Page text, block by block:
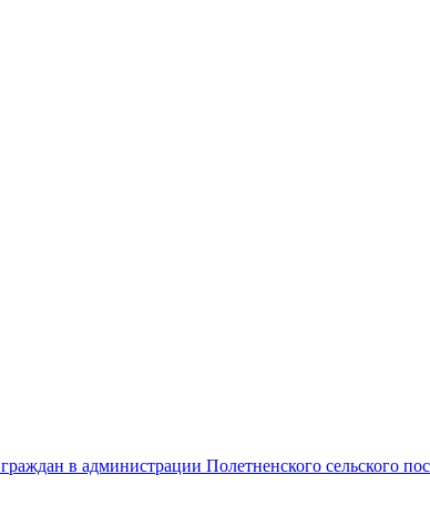
в администрации Полетненского сельского